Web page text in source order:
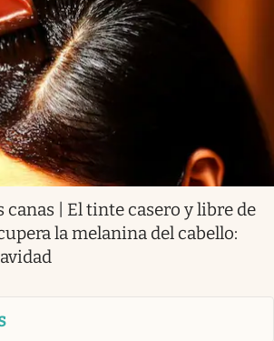
canas | El tinte casero y libre de
la melanina del cabello: